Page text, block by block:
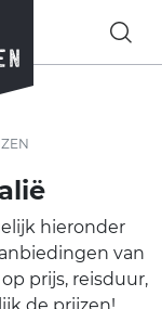
hieronder
van
prijs, reisduur,